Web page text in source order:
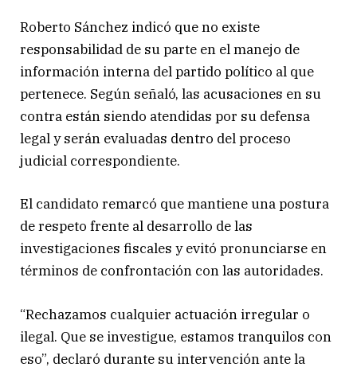
Roberto Sánchez indicó que no existe
responsabilidad de su parte en el manejo de
información interna del partido político al que
pertenece. Según señaló, las acusaciones en su
contra están siendo atendidas por su defensa
legal y serán evaluadas dentro del proceso
judicial correspondiente.
El candidato remarcó que mantiene una postura
de respeto frente al desarrollo de las
investigaciones fiscales y evitó pronunciarse en
términos de confrontación con las autoridades.
“Rechazamos cualquier actuación irregular o
ilegal. Que se investigue, estamos tranquilos con
eso”, declaró durante su intervención ante la